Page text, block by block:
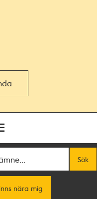
Sök
nära mig